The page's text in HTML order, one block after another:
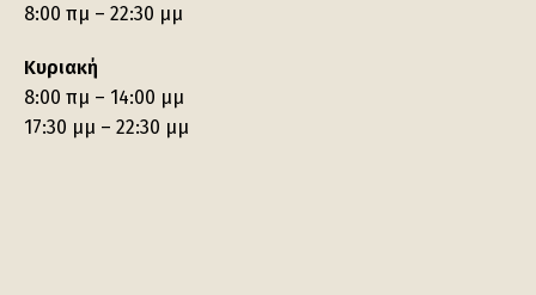
8:00 πμ – 22:30 μμ
Κυριακή
8:00 πμ – 14:00 μμ
17:30 μμ – 22:30 μμ